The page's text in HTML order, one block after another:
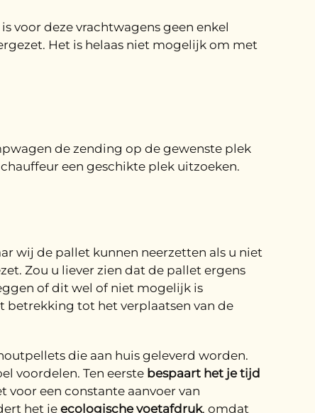
voor deze vrachtwagens geen enkel
Het is helaas niet mogelijk om met
de zending op de gewenste plek
een geschikte plek uitzoeken.
wij de pallet kunnen neerzetten als u niet
Zou u liever zien dat de pallet ergens
of dit wel of niet mogelijk is
betrekking tot het verplaatsen van de
die aan huis geleverd worden.
voordelen. Ten eerste bespaart het je tijd
voor een constante aanvoer van
het je ecologische voetafdruk, omdat